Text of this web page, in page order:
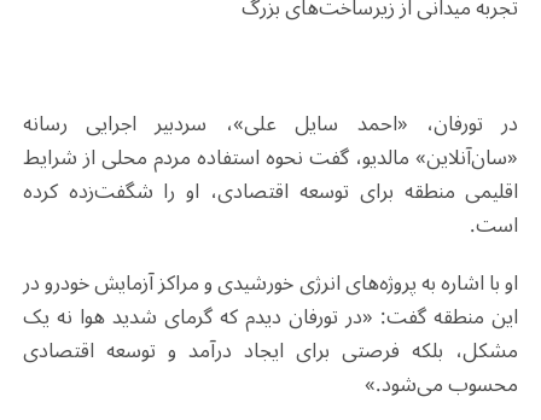
در تورفان، «احمد سایل علی»، سردبیر اجرایی رسانه
«سان‌آنلاین» مالدیو، گفت نحوه استفاده مردم محلی از شرایط
اقلیمی منطقه برای توسعه اقتصادی، او را شگفت‌زده کرده
است.
او با اشاره به پروژه‌های انرژی خورشیدی و مراکز آزمایش خودرو در
این منطقه گفت: «در تورفان دیدم که گرمای شدید هوا نه یک
مشکل، بلکه فرصتی برای ایجاد درآمد و توسعه اقتصادی
محسوب می‌شود.
»